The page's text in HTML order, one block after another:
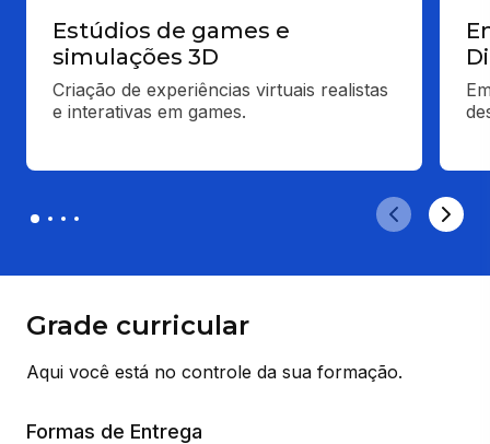
Estúdios de games e
simulações 3D
Criação de experiências virtuais realistas
e interativas em games.
Grade curricular
Aqui você está no controle da sua formação.
Formas de Entrega